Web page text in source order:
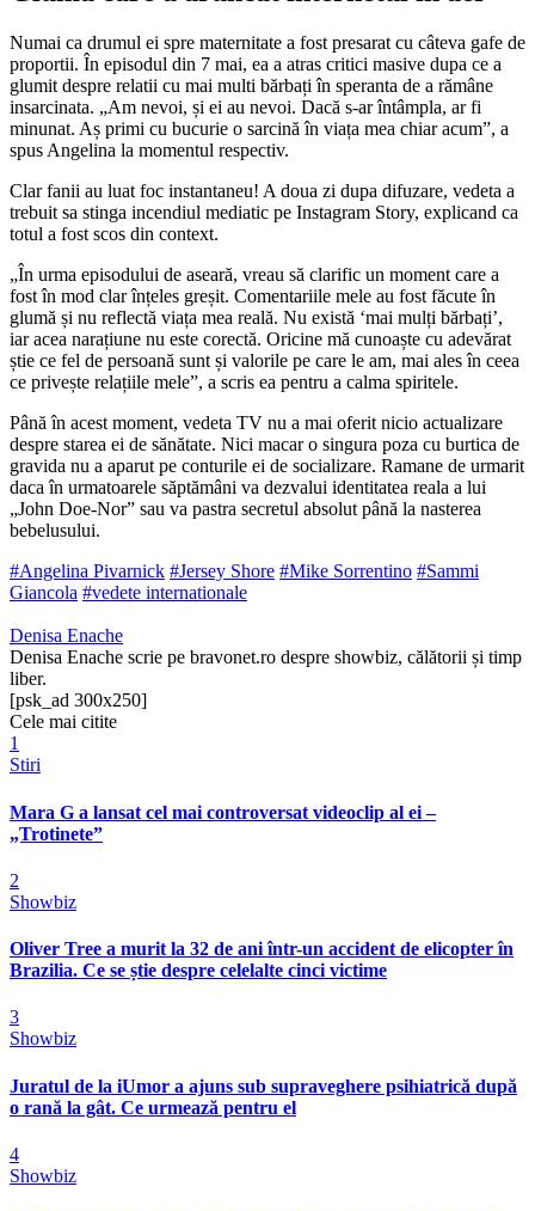
Numai ca drumul ei spre maternitate a fost presarat cu câteva gafe de
proportii. În episodul din 7 mai, ea a atras critici masive dupa ce a
glumit despre relatii cu mai multi bărbați în speranta de a rămâne
insarcinata. „Am nevoi, și ei au nevoi. Dacă s-ar întâmpla, ar fi
minunat. Aș primi cu bucurie o sarcină în viața mea chiar acum”, a
spus Angelina la momentul respectiv.
Clar fanii au luat foc instantaneu! A doua zi dupa difuzare, vedeta a
trebuit sa stinga incendiul mediatic pe Instagram Story, explicand ca
totul a fost scos din context.
„În urma episodului de aseară, vreau să clarific un moment care a
fost în mod clar înțeles greșit. Comentariile mele au fost făcute în
glumă și nu reflectă viața mea reală. Nu există ‘mai mulți bărbați’,
iar acea narațiune nu este corectă. Oricine mă cunoaște cu adevărat
știe ce fel de persoană sunt și valorile pe care le am, mai ales în ceea
ce privește relațiile mele”, a scris ea pentru a calma spiritele.
Până în acest moment, vedeta TV nu a mai oferit nicio actualizare
despre starea ei de sănătate. Nici macar o singura poza cu burtica de
gravida nu a aparut pe conturile ei de socializare. Ramane de urmarit
daca în urmatoarele săptămâni va dezvalui identitatea reala a lui
„John Doe-Nor” sau va pastra secretul absolut până la nasterea
bebelusului.
#Angelina Pivarnick #Jersey Shore #Mike Sorrentino #Sammi
Giancola #vedete internationale
Denisa Enache
Denisa Enache scrie pe bravonet.ro despre showbiz, călătorii și timp
liber.
[psk_ad 300x250]
Cele mai citite
1
Stiri
Mara G a lansat cel mai controversat videoclip al ei –
„Trotinete”
2
Showbiz
Oliver Tree a murit la 32 de ani într-un accident de elicopter în
Brazilia. Ce se știe despre celelalte cinci victime
3
Showbiz
Juratul de la iUmor a ajuns sub supraveghere psihiatrică după
o rană la gât. Ce urmează pentru el
4
Showbiz